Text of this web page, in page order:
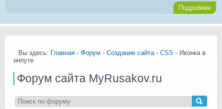
Подробнее
Вы здесь: Главная - Форум - Создание сайта- CSS - Иконка в
инпуте
Форум сайта MyRusakov.ru